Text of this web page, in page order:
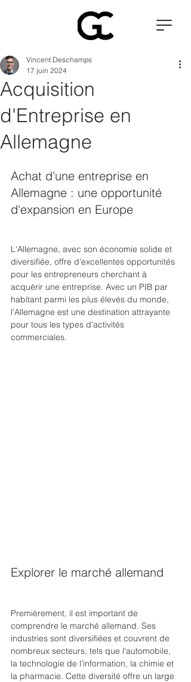
Acquisition
d'Entreprise en
Allemagne
Vincent Deschamps
17 juin 2024
Achat d'une entreprise en
Allemagne : une opportunité
d'expansion en Europe
L'Allemagne, avec son économie solide et
diversifiée, offre d'excellentes opportunités
pour les entrepreneurs cherchant à
acquérir une entreprise. Avec un PIB par
habitant parmi les plus élevés du monde,
l'Allemagne est une destination attrayante
pour tous les types d'activités
commerciales.
Explorer le marché allemand
Premièrement, il est important de
comprendre le marché allemand. Ses
industries sont diversifiées et couvrent de
nombreux secteurs, tels que l'automobile,
la technologie de l'information, la chimie et
la pharmacie. Cette diversité offre un large